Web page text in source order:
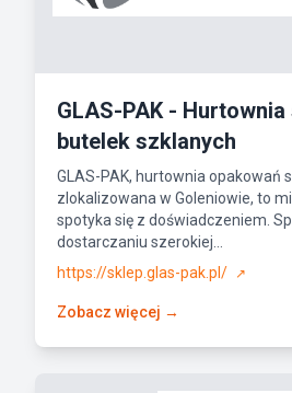
GLAS-PAK - Hurtownia
butelek szklanych
GLAS-PAK, hurtownia opakowań
zlokalizowana w Goleniowie, to
spotyka się z doświadczeniem.
dostarczaniu szerokiej...
https://sklep.glas-pak.pl/
↗
Zobacz więcej →